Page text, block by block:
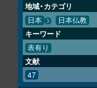
地域・カテゴリ
日本 日本仏教
キーワード
表有り
文献
47